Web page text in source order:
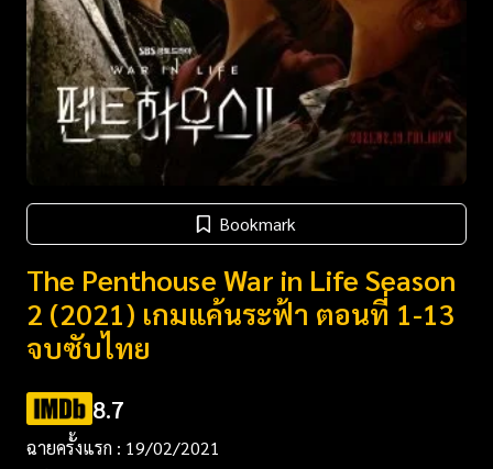
Bookmark
The Penthouse War in Life Season
2 (2021) เกมแค้นระฟ้า ตอนที่ 1-13
จบซับไทย
8.7
ฉายครั้งแรก : 19/02/2021